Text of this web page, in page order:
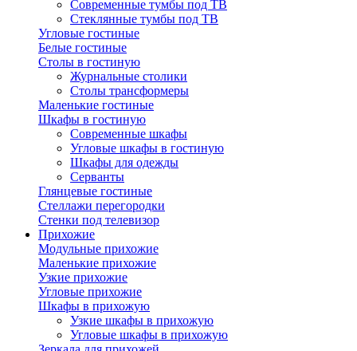
Современные тумбы под ТВ
Стеклянные тумбы под ТВ
Угловые гостиные
Белые гостиные
Столы в гостиную
Журнальные столики
Столы трансформеры
Маленькие гостиные
Шкафы в гостиную
Современные шкафы
Угловые шкафы в гостиную
Шкафы для одежды
Серванты
Глянцевые гостиные
Стеллажи перегородки
Стенки под телевизор
Прихожие
Модульные прихожие
Маленькие прихожие
Узкие прихожие
Угловые прихожие
Шкафы в прихожую
Узкие шкафы в прихожую
Угловые шкафы в прихожую